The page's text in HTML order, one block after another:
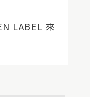
LABEL 來